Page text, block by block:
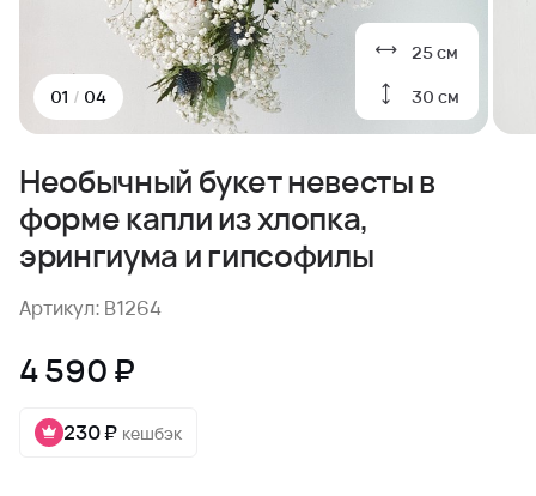
25 см
30 см
01 / 04
Необычный букет невесты в
форме капли из хлопка,
эрингиума и гипсофилы
Артикул: B1264
4 590 ₽
230 ₽ кешбэк